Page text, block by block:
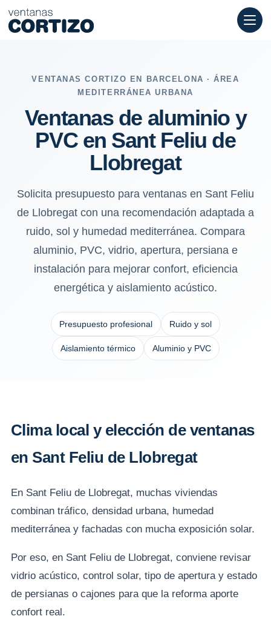
Ventanas de aluminio y PVC en Sant Feliu de Llobregat:
VENTANAS CORTIZO EN BARCELONA · ÁREA
MEDITERRÁNEA URBANA
Ventanas de aluminio y
PVC en Sant Feliu de
Llobregat
Solicita presupuesto para ventanas en Sant Feliu
de Llobregat con una recomendación adaptada a
ruido, sol y humedad mediterránea. Compara
aluminio, PVC, vidrio, apertura, persiana e
instalación para mejorar confort, eficiencia
energética y aislamiento acústico.
Presupuesto profesional Ruido y sol
Aislamiento térmico Aluminio y PVC
Clima local y elección de ventanas
en Sant Feliu de Llobregat
En Sant Feliu de Llobregat, muchas viviendas
combinan tráfico, densidad urbana, humedad
mediterránea y fachadas con mucha exposición solar.
Por eso, en Sant Feliu de Llobregat, conviene revisar
vidrio acústico, control solar, tipo de apertura y estado
de persianas o cajones para que la reforma aporte
confort real.